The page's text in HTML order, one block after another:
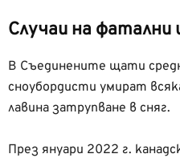
Случаи на фатални
В Съединените щати
сноубордисти умират
лавина затрупване в сняг.
През януари 2022 г.